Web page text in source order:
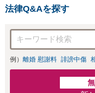
法律Q&Aを探す
例） 離婚 慰謝料 誹謗中傷